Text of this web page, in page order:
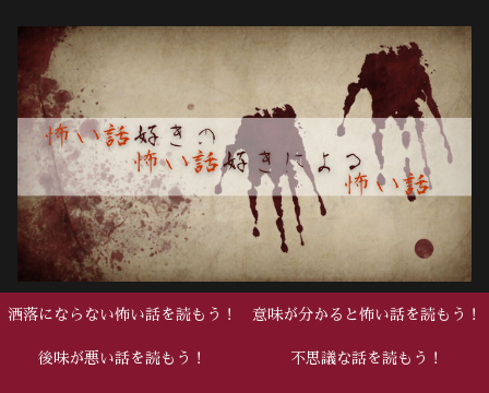
洒落にならない怖い話を読もう！ 意味が分かると怖い話を読もう！
後味が悪い話を読もう！ 不思議な話を読もう！